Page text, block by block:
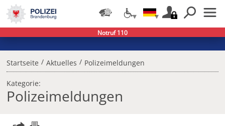
Startseite / Aktuelles / Polizeimeldungen
Kategorie:
Polizeimeldungen
Notruf 110